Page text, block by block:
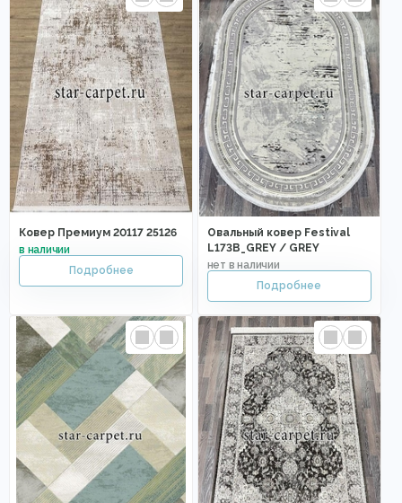
Ковер Премиум 20117 25126
Овальный ковер Festival
L173B_GREY / GREY